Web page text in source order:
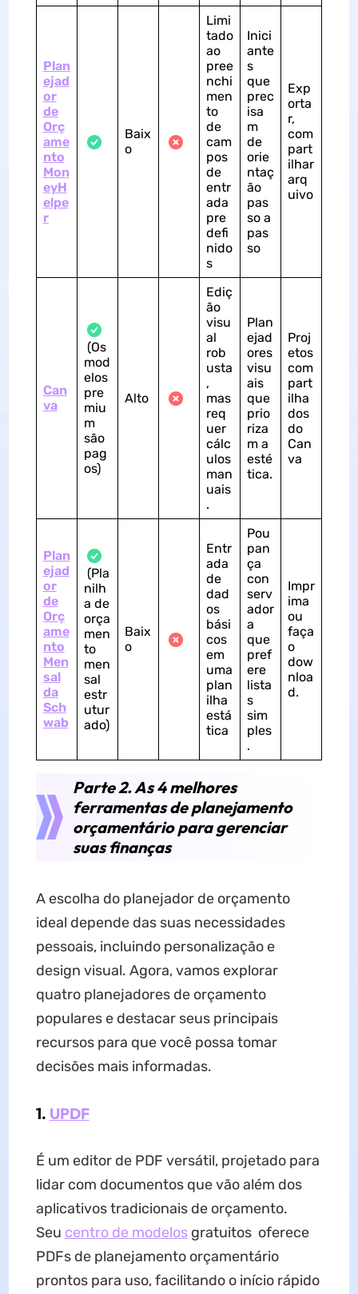
Plan
ejad
or
de
Orç
ame
nto
Mon
eyH
elpe
r
Baix
o
Limi
tado
ao
pree
nchi
men
to
de
cam
pos
de
entr
ada
pre
defi
nido
s
Inici
ante
s
que
prec
isa
m
de
orie
ntaç
ão
pas
so a
pas
so
Exp
orta
r,
com
part
ilhar
arq
uivo
Can
va
(Os
mod
elos
pre
miu
m
são
pag
os)
Alto
Ediç
ão
visu
al
rob
usta
,
mas
req
uer
cálc
ulos
man
uais
.
Plan
ejad
ores
visu
ais
que
prio
riza
m a
esté
tica.
Proj
etos
com
part
ilha
dos
do
Can
va
Plan
ejad
or
de
Orç
ame
nto
Men
sal
da
Sch
wab
(Pla
nilh
a de
orça
men
to
men
sal
estr
utur
ado)
Baix
o
Entr
ada
de
dad
os
bási
cos
em
uma
plan
ilha
está
tica
Pou
pan
ça
con
serv
ador
a
que
pref
ere
lista
s
sim
ples
.
Impr
ima
ou
faça
o
dow
nloa
d.
Parte 2. As 4 melhores
ferramentas de planejamento
orçamentário para gerenciar
suas finanças
A escolha do planejador de orçamento
ideal depende das suas necessidades
pessoais, incluindo personalização e
design visual. Agora, vamos explorar
quatro planejadores de orçamento
populares e destacar seus principais
recursos para que você possa tomar
decisões mais informadas.
1. UPDF
É um editor de PDF versátil, projetado para
lidar com documentos que vão além dos
aplicativos tradicionais de orçamento.
Seu centro de modelosgratuitos oferece
PDFs de planejamento orçamentário
prontos para uso, facilitando o início rápido